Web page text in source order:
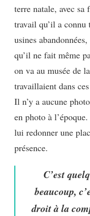
terre natale, avec
travail qu’il a connu
usines
qu’il ne fait même
on va au musée de
travaillaient dans
Il n’y a aucune
en photo à
lui redonner une
présence.
C’est
beaucoup,
droit à la